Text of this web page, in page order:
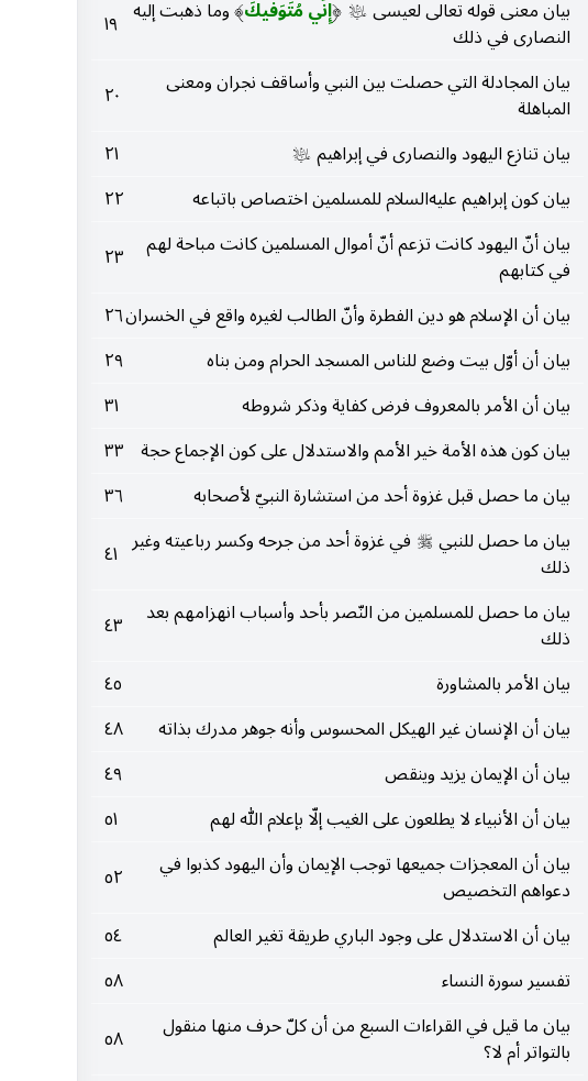
بيان معنى قوله تعالى لعيسى عليه‌السلام (إِنِّي مُتَوَفِّيكَ) وما ذهبت إليه
النصارى في ذلك
١٩
بيان المجادلة التي حصلت بين النبي وأساقف نجران ومعنى
المباهلة
٢٠
بيان تنازع اليهود والنصارى في إبراهيم عليه‌السلام
٢١
بيان كون إبراهيم عليه‌السلام للمسلمين اختصاص باتباعه
٢٢
بيان أنّ اليهود كانت تزعم أنّ أموال المسلمين كانت مباحة لهم
في كتابهم
٢٣
بيان أن الإسلام هو دين الفطرة وأنّ الطالب لغيره واقع في الخسران٢٦
بيان أن أوّل بيت وضع للناس المسجد الحرام ومن بناه
٢٩
بيان أن الأمر بالمعروف فرض كفاية وذكر شروطه
٣١
بيان كون هذه الأمة خير الأمم والاستدلال على كون الإجماع حجة ٣٣
بيان ما حصل قبل غزوة أحد من استشارة النبيّ لأصحابه
٣٦
بيان ما حصل للنبي صلى‌الله‌عليه‌وسلم في غزوة أحد من جرحه وكسر رباعيته وغير
ذلك
٤١
بيان ما حصل للمسلمين من النّصر بأحد وأسباب انهزامهم بعد
ذلك
٤٣
بيان الأمر بالمشاورة
٤٥
بيان أن الإنسان غير الهيكل المحسوس وأنه جوهر مدرك بذاته
٤٨
بيان أن الإيمان يزيد وينقص
٤٩
بيان أن الأنبياء لا يطلعون على الغيب إلّا بإعلام الله لهم
٥١
بيان أن المعجزات جميعها توجب الإيمان وأن اليهود كذبوا في
دعواهم التخصيص
٥٢
بيان أن الاستدلال على وجود الباري طريقة تغير العالم
٥٤
تفسير سورة النساء
٥٨
بيان ما قيل في القراءات السبع من أن كلّ حرف منها منقول
بالتواتر أم لا؟
٥٨